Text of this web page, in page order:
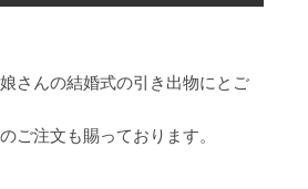
さんの結婚式の引き出物にとご
ご注文も賜っております。